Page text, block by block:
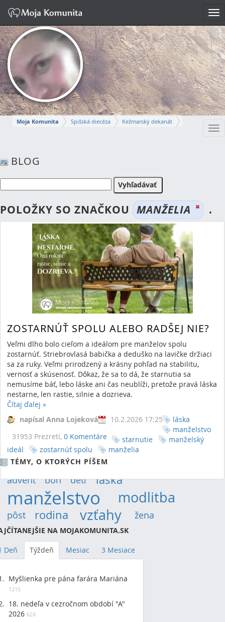
Moja Komunita Spišská diecéza
Kežmarský dekanát
ANNA
BLOG
POLOŽKY SO ZNAČKOU MANŽELIA .
ZOSTARNÚŤ SPOLU ALEBO RADŠEJ NIE?
Veľmi dlho bolo cieľom a ideálom pre manželov spolu
zostarnúť. Striebrovlasá babička a deduško na lavičke držiaci
sa za ruky. Veľmi prirodzený a krásny pohľad na stabilitu,
vernosť a skúsenosť. Dôkaz, že sa to dá, že starnutia sa
nemusíme báť, lebo láske ani čas neublíži, pretože pravá láska
nestarne, len rastie, silnie a dozrieva.
Čítaj ďalej »
napísal Anna Lojeková
10.2.2026 17:25
31953 Prezretí, 0 Komentáre
láska
manželstvo
starnutie
manželský
ideál
zostarnúť spolu manželia
RSS (Otvorí sa v novom okne)
Ukazujem 1 výsledok.
TÉMY, O KTORÝCH PÍŠEM
advent(9)boh(9)deti(12)láska(14)
manželstvo (30)
modlitba
pôst (12)rodina (15)
vzťahy(22)žena
NA MOJAKOMUNITA.SK
Deň Týždeň Mesiac 3 Mesiace
Myšlienka pre pána farára Mariána
1215
18. nedeľa v cezročnom období "A"
2026 624